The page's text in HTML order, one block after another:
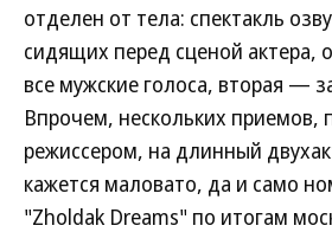
отделен от тела: спектакль
сидящих перед сценой актера,
все мужские голоса, вторая —
Впрочем, нескольких приемов,
режиссером, на длинный
кажется маловато, да и само
"Zholdak Dreams" по итогам